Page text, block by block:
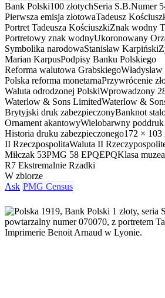
Bank Polski100 złotychSeria S.B.Numer
Pierwsza emisja złotowaTadeusz
Portret Tadeusza KościuszkiZnak wodny
Portretowy znak wodnyUkoronowany
Symbolika narodowaStanisław Karpiński
Marian KarpusPodpisy Banku Polskiego
Reforma walutowa Grabskiego
Polska reforma monetarnaPrzywrócenie
Waluta odrodzonej PolskiWprowadzony
Waterlow & Sons LimitedWaterlow &
Brytyjski druk zabezpieczonyBanknot
Ornament akantowyWielobarwny poddruk
Historia druku zabezpieczonego172 × 103
II RzeczpospolitaWaluta II
Miłczak 53PMG 58 EPQEPQKlasa
R7 Ekstremalnie Rzadki
W zbiorze
Ask PMG Census